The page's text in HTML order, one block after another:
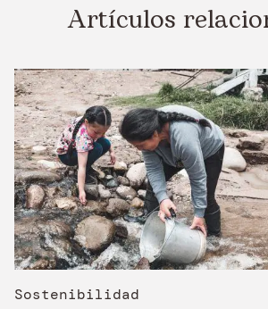
Artículos
Sostenibilidad